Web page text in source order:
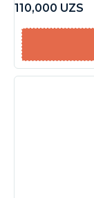
110,000 UZS